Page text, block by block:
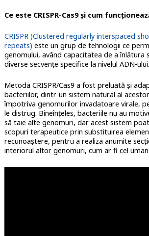
Ce este CRISPR-Cas9 și cum
CRISPR (Clustered regularly interspaced
repeats) este un grup de tehnologii ce
genomului, având capacitatea de a înlătura
diverse secvenţe specifice la nivelul ADN-ului.
Metoda CRISPR/Cas9 a fost preluată şi
bacteriilor, dintr-un sistem natural al
împotriva genomurilor invadatoare virale,
le distrug. Bineînţeles, bacteriile nu au
să taie alte genomuri, dar acest sistem
scopuri terapeutice prin substituirea
recunoaştere, pentru a realiza anumite
interiorul altor genomuri, cum ar fi cel uman.